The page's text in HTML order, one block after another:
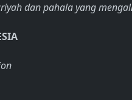
dan pahala yang